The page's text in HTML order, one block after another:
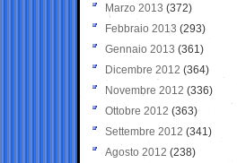
Marzo 2013 (372)
Febbraio 2013 (293)
Gennaio 2013 (361)
Dicembre 2012 (364)
Novembre 2012 (336)
Ottobre 2012 (363)
Settembre 2012 (341)
Agosto 2012 (238)